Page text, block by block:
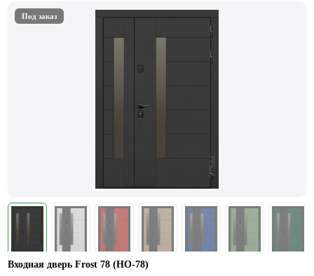
Под заказ
Входная дверь Frost 78 (НО-78)